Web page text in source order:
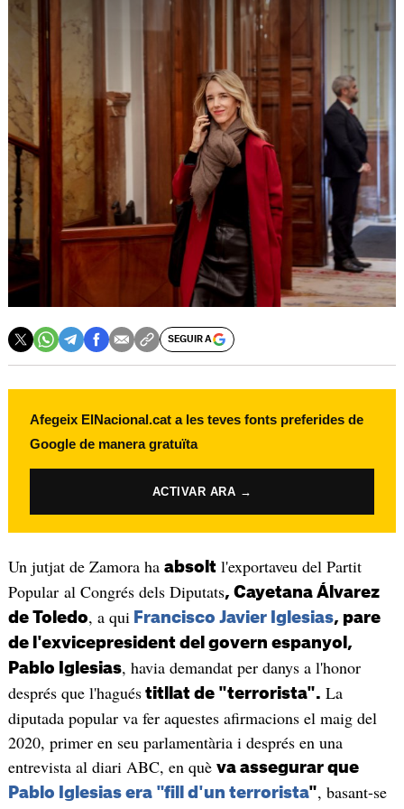
SEGUIR A
Afegeix ElNacional.cat a les teves fonts preferides de
Google de manera gratuïta
ACTIVAR ARA →
Un jutjat de Zamora ha absoltl'exportaveu del Partit
Popular al Congrés dels Diputats, Cayetana Álvarez
de Toledo, a qui Francisco Javier Iglesias, pare
de l'exvicepresident del govern espanyol,
Pablo Iglesias, havia demandat per danys a l'honor
després que l'haguéstitllat de "terrorista". La
diputada popular va fer aquestes afirmacions el maig del
2020, primer en seu parlamentària i després en una
entrevista al diari ABC, en què va assegurar que
Pablo Iglesias era "fill d'un terrorista", basant-se